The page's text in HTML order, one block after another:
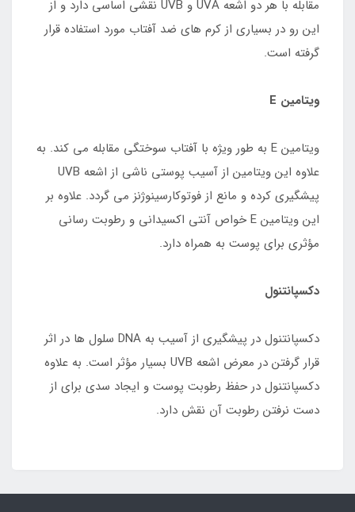
مقابله با هر دو اشعه UVA و UVB نقشی اساسی دارد و از
این رو در بسیاری از کرم های ضد آفتاب مورد استفاده قرار
گرفته است.
ویتامین E
ویتامین E به طور ویژه با آفتاب سوختگی مقابله می کند. به
علاوه این ویتامین از آسیب پوستی ناشی از اشعه UVB
پیشگیری کرده و مانع از فوتوکارسینوژنز می گردد. علاوه بر
این ویتامین E خواص آنتی اکسیدانی و رطوبت رسانی
مؤثری برای پوست به همراه دارد.
دکسپانتنول
دکسپانتنول در پیشگیری از آسیب به DNA سلول ها در اثر
قرار گرفتن در معرض اشعه UVB بسیار مؤثر است. به علاوه
دکسپانتنول در حفظ رطوبت پوست و ایجاد سدی برای از
دست نرفتن رطوبت آن نقش دارد.